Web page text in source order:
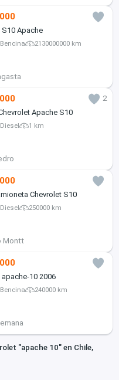
S10 Apache
Bencina 2130000000 km
2
Apache S10
Diesel 1 km
Chevrolet S10
Diesel 250000 km
Montt
apache-10 2006
Bencina 240000 km
"apache 10" en Chile,